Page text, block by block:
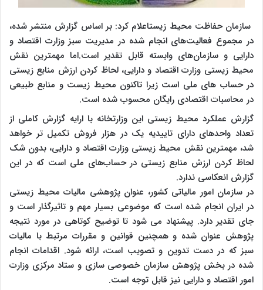
سازمان حفاظت محیط زیستاعلام کرد: بر اساس گزارش منتشر شده،
در مجموع فعالیت‌های انجام شده در مدیریت سبز وزارت اقتصاد و
دارایی و سازمان‌های وابسته قابل تقدیر است.اما مهمترین نقش
محیط ‌زیستی وزارت اقتصاد و دارایی، لحاظ کردن ارزش منابع زیستی
در حساب‌ های ملی است زیرا تاکنون محیط زیست و منابع طبیعی
در محاسبات اقتصادی رایگان محسوب شده است.
گزارش عملکرد محیط ‌زیستی این وزارتخانه با ارایه گزارش کاملی از
تعداد واحدهای دارای تاییدیه یک در هزار فروش تکمیل تر خواهد
شد، مهمترین نقش محیط‌ زیستی وزارت اقتصاد و دارایی، بدون شک
لحاظ کردن ارزش منابع زیستی در حساب‌های ملی است که در این
گزارش انعکاسی ندارد.
در سازمان امور مالیاتی کشور، عنوان پژوهشی مالیات محیط‌ زیستی
در ایران انجام شده است که موضوعی بسیار مهم و تاثیرگذار است و
جای تقدیر دارد. پیشنهاد می‌‌ شود تا توضیح کوتاهی در مورد نتیجه
پژوهش عنوان شده و همچنین قوانین و مقررات مرتبط با مالیات
سبز که در دست تدوین و تصویب است، ارائه شود. اقدامات انجام
شده در بخش پژوهش سازمان خصوصی سازی و ستاد مرکزی وزارت
امور اقتصاد و دارایی نیز قابل توجه است.